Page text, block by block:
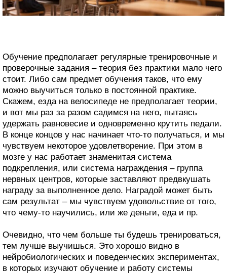
Обучение предполагает регулярные тренировочные и
проверочные задания – теория без практики мало чего
стоит. Либо сам предмет обучения таков, что ему
можно выучиться только в постоянной практике.
Скажем, езда на велосипеде не предполагает теории,
и вот мы раз за разом садимся на него, пытаясь
удержать равновесие и одновременно крутить педали.
В конце концов у нас начинает что-то получаться, и мы
чувствуем некоторое удовлетворение. При этом в
мозге у нас работает знаменитая система
подкрепления, или система награждения – группа
нервных центров, которые заставляют предвкушать
награду за выполненное дело. Наградой может быть
сам результат – мы чувствуем удовольствие от того,
что чему-то научились, или же деньги, еда и пр.
Очевидно, что чем больше ты будешь тренироваться,
тем лучше выучишься. Это хорошо видно в
нейробиологических и поведенческих экспериментах,
в которых изучают обучение и работу системы